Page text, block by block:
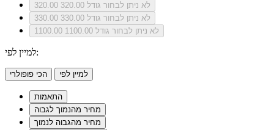
320.00
לא ניתן לבחור גודל 320.00
330.00
לא ניתן לבחור גודל 330.00
1100.00
לא ניתן לבחור גודל 1100.00
למיין לפי:
הכי פופולרי למיין לפי
התאמות
מחיר מהנמוך לגבוה
מחיר מהגבוה לנמוך